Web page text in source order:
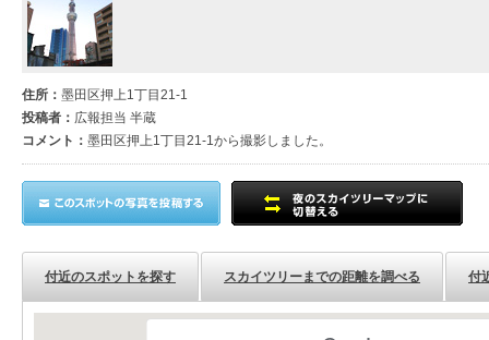
住所： 墨田区押上1丁目21-1
投稿者： 広報担当 半蔵
コメント： 墨田区押上1丁目21-1から撮影しました。
付近のスポットを探す スカイツリーまでの距離を調べる 付